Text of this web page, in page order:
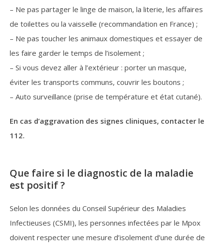
– Ne pas partager le linge de maison, la literie, les affaires
de toilettes ou la vaisselle (recommandation en France) ;
– Ne pas toucher les animaux domestiques et essayer de
les faire garder le temps de l’isolement ;
– Si vous devez aller à l’extérieur : porter un masque,
éviter les transports communs, couvrir les boutons ;
– Auto surveillance (prise de température et état cutané).
En cas d’aggravation des signes cliniques, contacter le
112.
Que faire si le diagnostic de la maladie
est positif ?
Selon les données du Conseil Supérieur des Maladies
Infectieuses (CSMI), les personnes infectées par le Mpox
doivent respecter une mesure d’isolement d’une durée de